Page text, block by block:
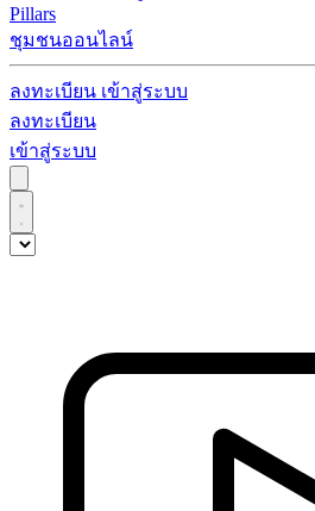
Pillars
ชุมชนออนไลน์
ลงทะเบียน เข้าสู่ระบบ
ลงทะเบียน
เข้าสู่ระบบ